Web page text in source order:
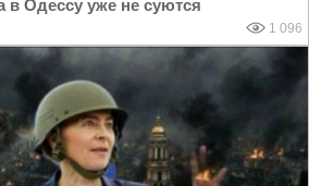
в Одессу уже не суются
1 096